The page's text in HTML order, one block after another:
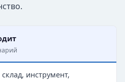
инструмент,